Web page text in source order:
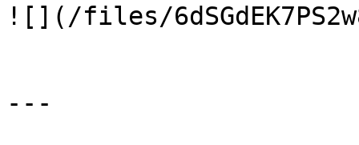
![](/files/
---